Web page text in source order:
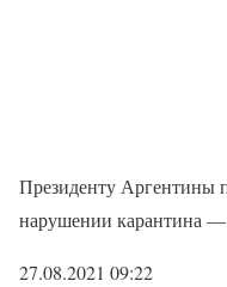
Президенту Аргентины
нарушении карантина
27.08.2021 09:22